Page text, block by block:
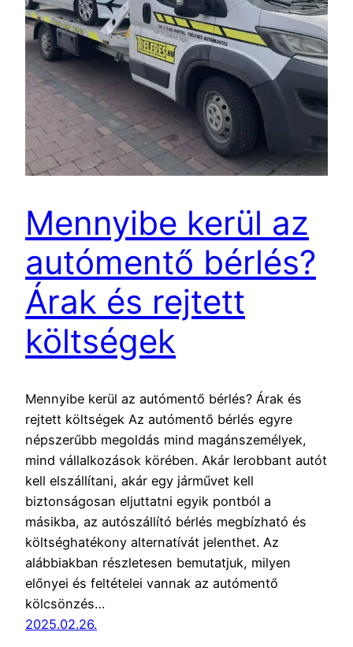
Mennyibe kerül az
autómentő bérlés?
Árak és rejtett
költségek
Mennyibe kerül az autómentő bérlés? Árak és
rejtett költségek Az autómentő bérlés egyre
népszerűbb megoldás mind magánszemélyek,
mind vállalkozások körében. Akár lerobbant autót
kell elszállítani, akár egy járművet kell
biztonságosan eljuttatni egyik pontból a
másikba, az autószállító bérlés megbízható és
költséghatékony alternatívát jelenthet. Az
alábbiakban részletesen bemutatjuk, milyen
előnyei és feltételei vannak az autómentő
kölcsönzés…
2025.02.26.